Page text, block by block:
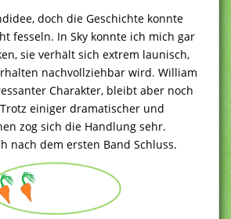
doch die Geschichte konnte
fesseln. In Sky konnte ich mich gar
sie verhält sich extrem launisch,
nachvollziehbar wird. William
Charakter, bleibt aber noch
einiger dramatischer und
zog sich die Handlung sehr.
nach dem ersten Band Schluss.